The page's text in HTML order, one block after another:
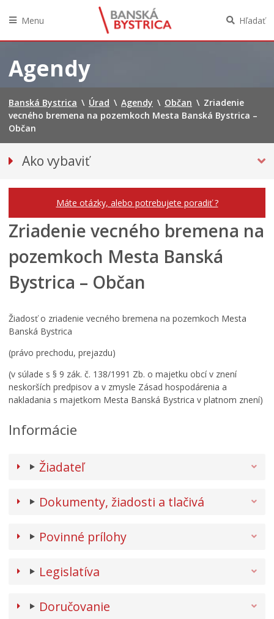
obsah
Menu Hľadať
Agendy
Banská Bystrica \ Úrad \ Agendy \ Občan \ Zriadenie
vecného bremena na pozemkoch Mesta Banská Bystrica –
Občan
Ako vybaviť
Máte otázky, alebo potrebujete poradiť ?
Zriadenie vecného bremena na
pozemkoch Mesta Banská
Bystrica – Občan
Žiadosť o zriadenie vecného bremena na pozemkoch Mesta
Banská Bystrica
(právo prechodu, prejazdu)
(v súlade s § 9 zák. č. 138/1991 Zb. o majetku obcí v znení
neskorších predpisov a v zmysle Zásad hospodárenia a
nakladania s majetkom Mesta Banská Bystrica v platnom znení)
Informácie
Žiadateľ
Dokumenty, žiadosti a tlačivá
Povinné prílohy
Legislatíva
Doručovanie